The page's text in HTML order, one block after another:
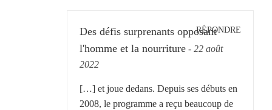
Des défis surprenants opposant
l'homme et la nourriture - 22 août
2022
RÉPONDRE
[…] et joue dedans. Depuis ses débuts en
2008, le programme a reçu beaucoup de